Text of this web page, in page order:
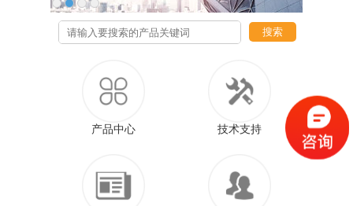
搜索
产品中心 技术支持